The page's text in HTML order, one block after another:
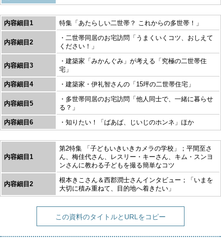
内容細目1 特集「あたらしい二世帯？ これからの多世帯！」
内容細目2
・二世帯同居のお宅訪問「うまくいくコツ、おしえて
ください！」
内容細目3
・建築家「みかんぐみ」が考える「究極の二世帯住
宅」
内容細目4
・建築家・伊礼智さんの「15坪の二世帯住宅」
内容細目5
・多世帯同居のお宅訪問「他人同士で、一緒に暮らせ
る？」
内容細目6
・知りたい！「ばあば、じいじのホンネ」ほか
内容細目1
第2特集 「子どもいきいきカメラの学校」；平間至さ
ん、梅佳代さん、レスリー・キーさん、キム・スンヨ
ンさんに教わる子どもを撮る簡単なコツ
内容細目2
根本きこさん＆西郡潤士さんインタビュー；「いまを
大切に積み重ねて、目的地へ着きたい」
この資料のタイトルとURLをコピー